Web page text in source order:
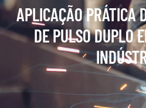
APLICAÇÃO PRÁTICA
DE PULSO DUPLO